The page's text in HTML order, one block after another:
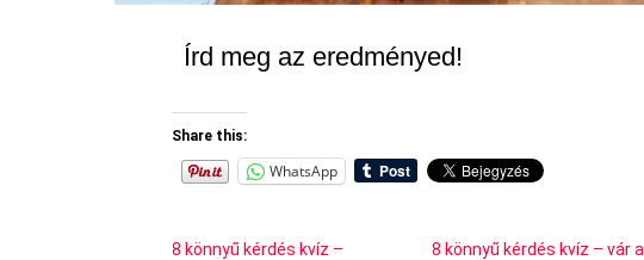
Írd meg az eredményed!
Share this:
WhatsApp
8 könnyű kérdés kvíz –
8 könnyű kérdés kvíz – vár a